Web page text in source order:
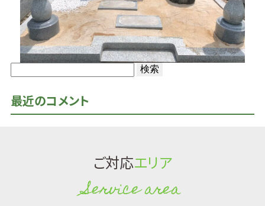
最近のコメント
ご対応エリア
Service area